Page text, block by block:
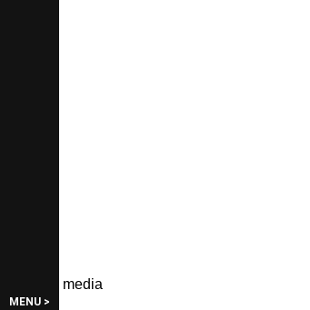
MENU >
Social media